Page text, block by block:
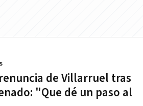
de Villarruel tras
"Que dé un paso al